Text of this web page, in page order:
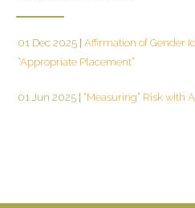
01 Dec 2025 Affirmation of Gender
“Appropriate Placement”
01 Jun 2025 “Measuring” Risk with